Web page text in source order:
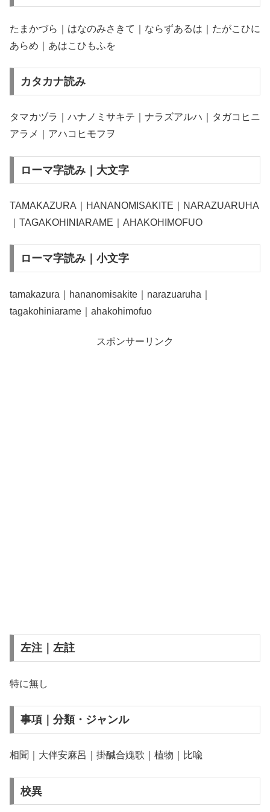
たまかづら｜はなのみさきて｜ならずあるは｜たがこひに
あらめ｜あはこひもふを
カタカナ読み
タマカヅラ｜ハナノミサキテ｜ナラズアルハ｜タガコヒニ
アラメ｜アハコヒモフヲ
ローマ字読み｜大文字
TAMAKAZURA｜HANANOMISAKITE｜NARAZUARUHA
｜TAGAKOHINIARAME｜AHAKOHIMOFUO
ローマ字読み｜小文字
tamakazura｜hananomisakite｜narazuaruha｜
tagakohiniarame｜ahakohimofuo
スポンサーリンク
左注｜左註
特に無し
事項｜分類・ジャンル
相聞｜大伴安麻呂｜掛醎合媿歌｜植物｜比喩
校異